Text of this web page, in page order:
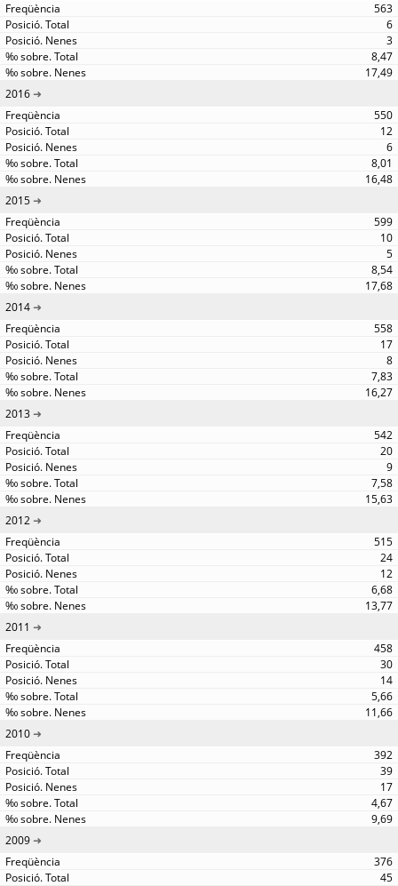
563
6
3
8,47
17,49
2016
550
12
6
8,01
16,48
2015
599
10
5
8,54
17,68
2014
558
17
8
7,83
16,27
2013
542
20
9
7,58
15,63
2012
515
24
12
6,68
13,77
2011
458
30
14
5,66
11,66
2010
392
39
17
4,67
9,69
2009
376
45